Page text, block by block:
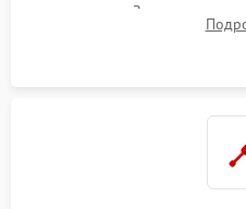
осушителя. Замена
сломанных заслонок или